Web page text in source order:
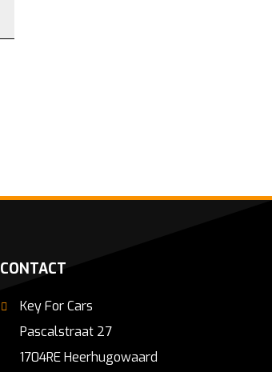
CONTACT
Key For Cars
Pascalstraat 27
1704RE Heerhugowaard